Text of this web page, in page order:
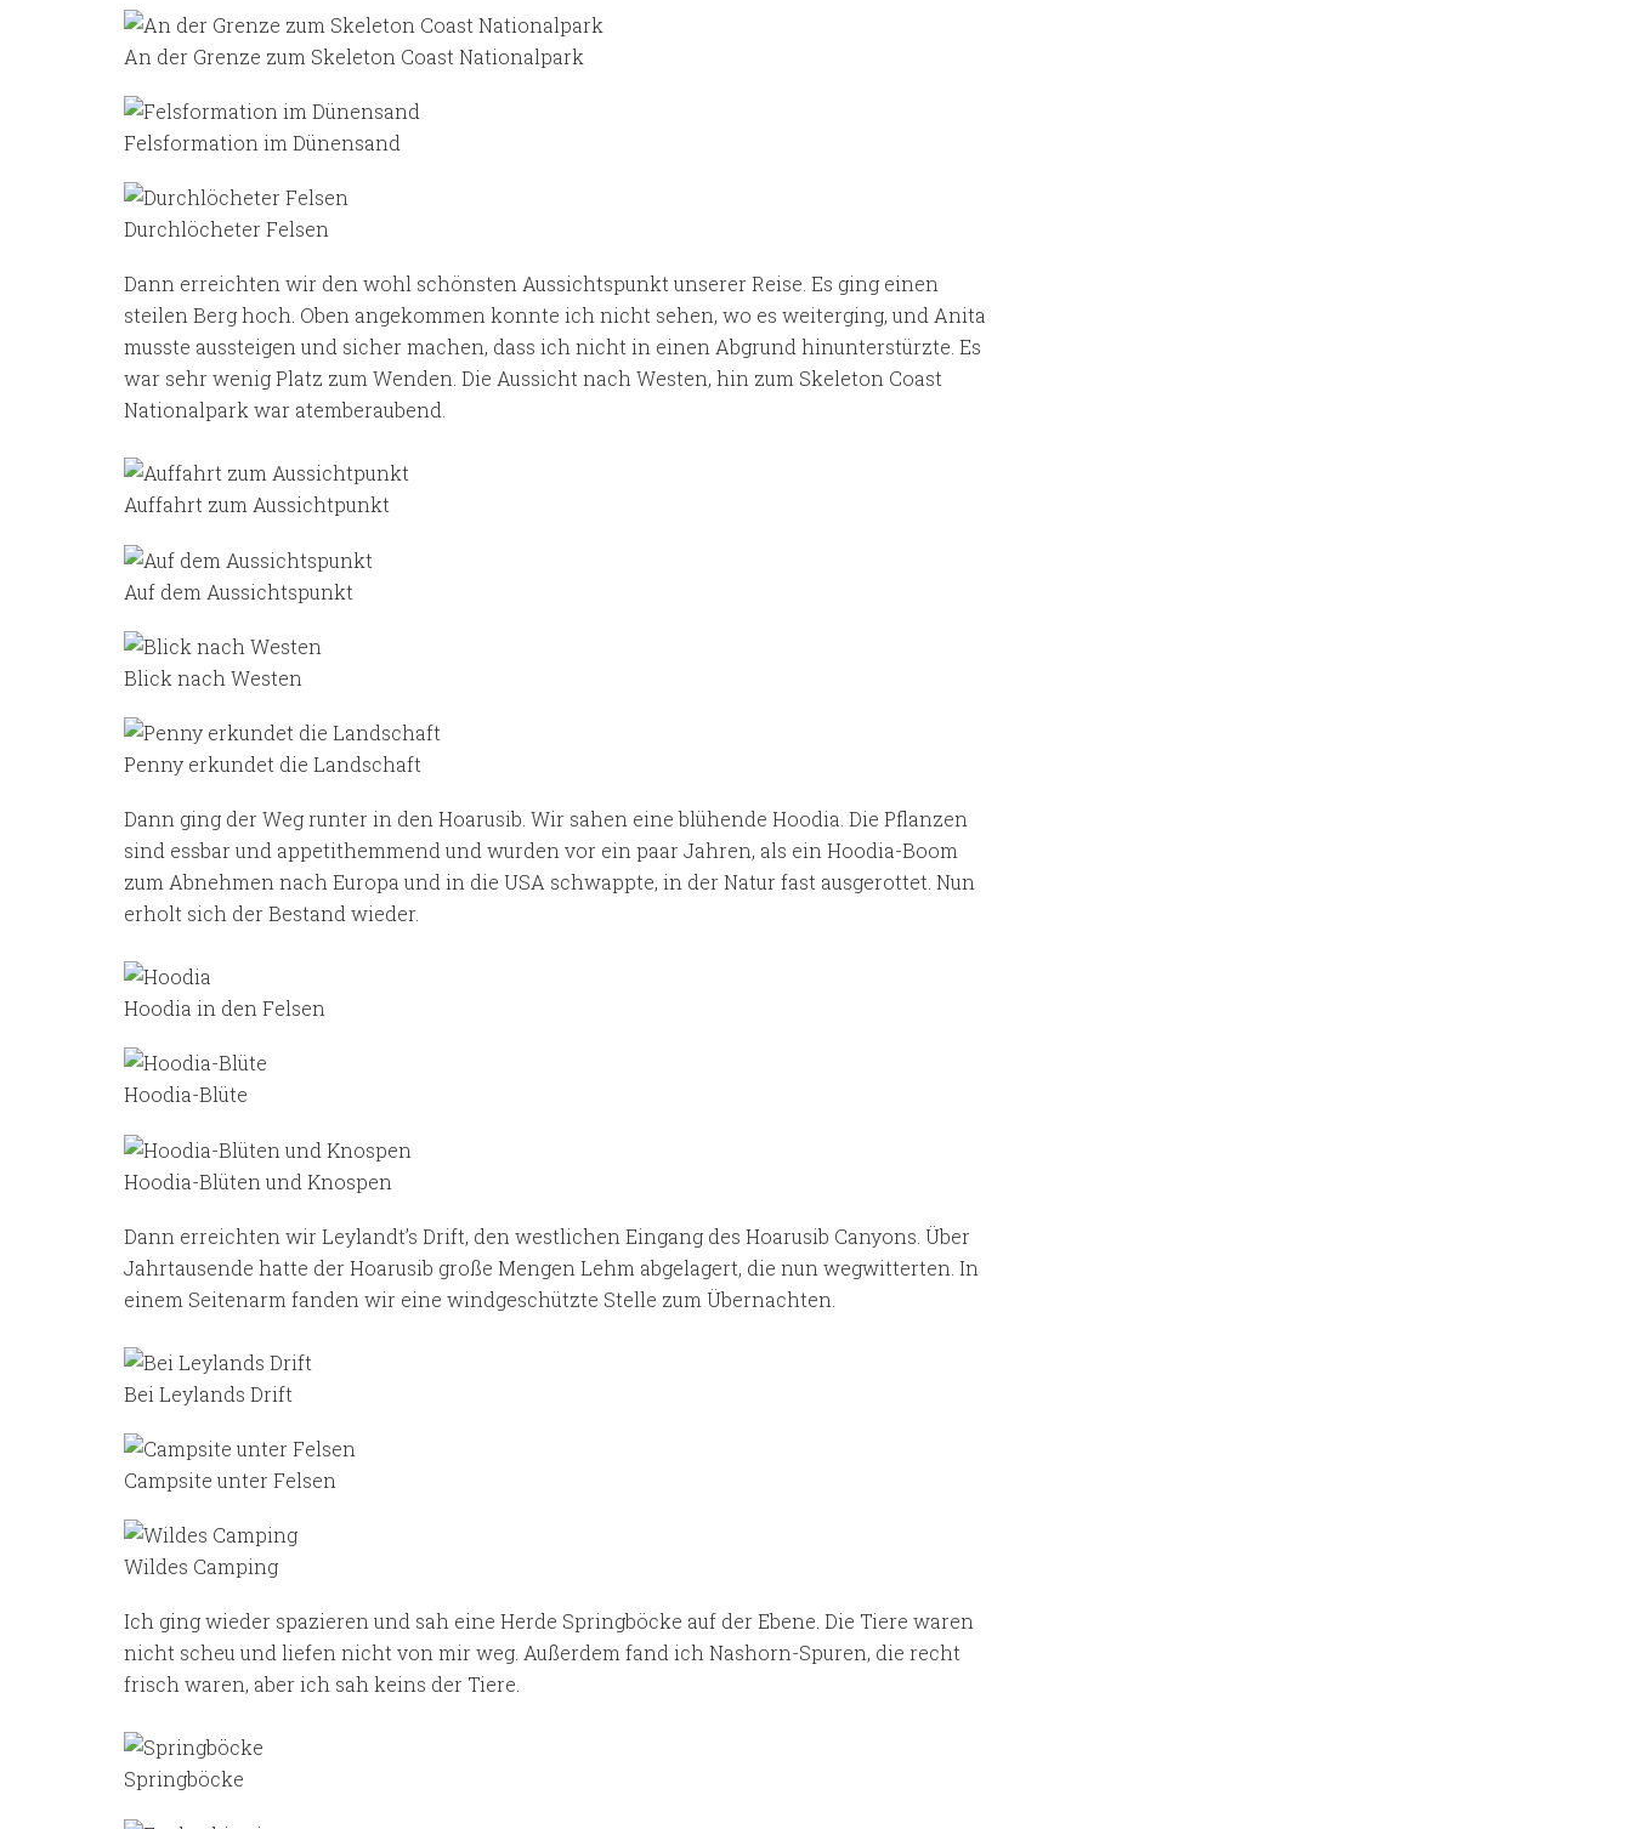
An der Grenze zum Skeleton Coast Nationalpark
Felsformation im Dünensand
Durchlöcheter Felsen
Dann erreichten wir den wohl schönsten Aussichtspunkt unserer Reise. Es ging einen
steilen Berg hoch. Oben angekommen konnte ich nicht sehen, wo es weiterging, und Anita
musste aussteigen und sicher machen, dass ich nicht in einen Abgrund hinunterstürzte. Es
war sehr wenig Platz zum Wenden. Die Aussicht nach Westen, hin zum Skeleton Coast
Nationalpark war atemberaubend.
Auffahrt zum Aussichtpunkt
Auf dem Aussichtspunkt
Blick nach Westen
Penny erkundet die Landschaft
Dann ging der Weg runter in den Hoarusib. Wir sahen eine blühende Hoodia. Die Pflanzen
sind essbar und appetithemmend und wurden vor ein paar Jahren, als ein Hoodia-Boom
zum Abnehmen nach Europa und in die USA schwappte, in der Natur fast ausgerottet. Nun
erholt sich der Bestand wieder.
Hoodia in den Felsen
Hoodia-Blüte
Hoodia-Blüten und Knospen
Dann erreichten wir Leylandt’s Drift, den westlichen Eingang des Hoarusib Canyons. Über
Jahrtausende hatte der Hoarusib große Mengen Lehm abgelagert, die nun wegwitterten. In
einem Seitenarm fanden wir eine windgeschützte Stelle zum Übernachten.
Bei Leylands Drift
Campsite unter Felsen
Wildes Camping
Ich ging wieder spazieren und sah eine Herde Springböcke auf der Ebene. Die Tiere waren
nicht scheu und liefen nicht von mir weg. Außerdem fand ich Nashorn-Spuren, die recht
frisch waren, aber ich sah keins der Tiere.
Springböcke